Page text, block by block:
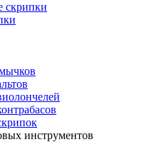
скрипки
инструментов